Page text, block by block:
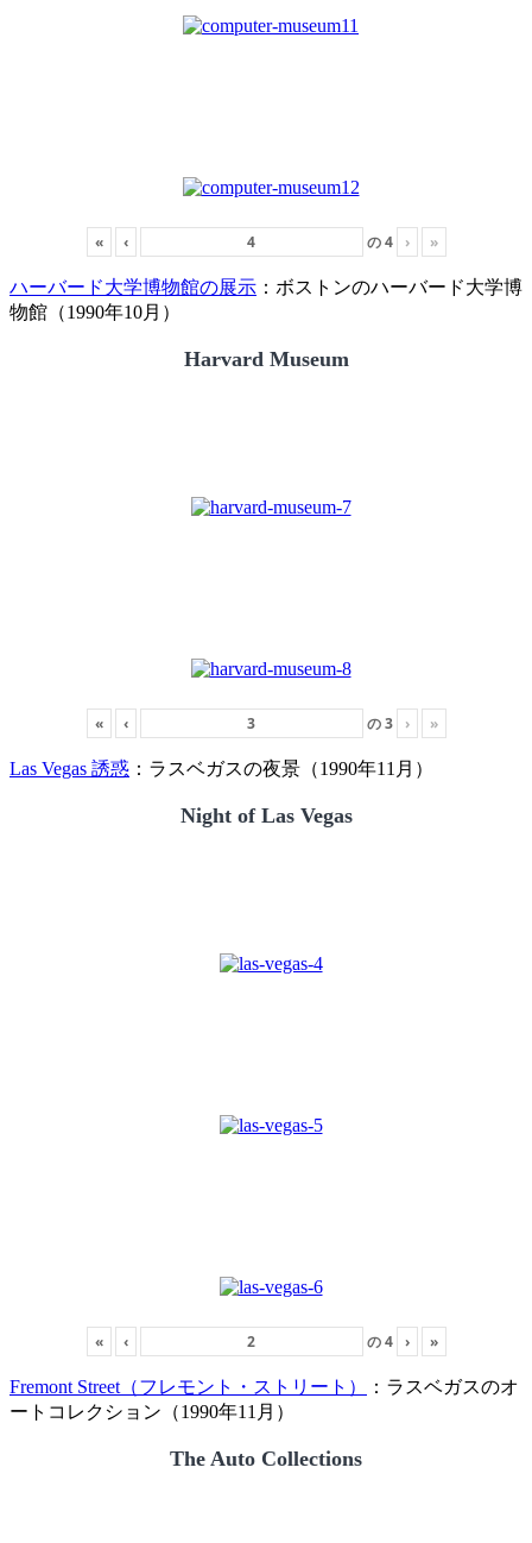
« ‹ の4 › »
ハーバード大学博物館の展示 ：ボストンのハーバード大学博
物館（1990年10月）
Harvard Museum
« ‹ の3 › »
Las Vegas 誘惑 ：ラスベガスの夜景（1990年11月）
Night of Las Vegas
« ‹ の4 › »
Fremont Street（フレモント・ストリート）
：ラスベガスのオ
ートコレクション（1990年11月）
The Auto Collections